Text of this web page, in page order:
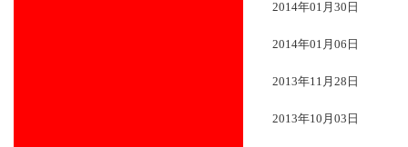
2014年01月30日
2014年01月06日
2013年11月28日
2013年10月03日